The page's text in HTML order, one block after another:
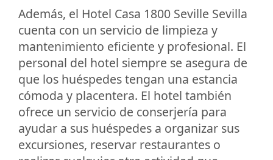
Además, el Hotel Casa 1800 Seville Sevilla
cuenta con un servicio de limpieza y
mantenimiento eficiente y profesional. El
personal del hotel siempre se asegura de
que los huéspedes tengan una estancia
cómoda y placentera. El hotel también
ofrece un servicio de conserjería para
ayudar a sus huéspedes a organizar sus
excursiones, reservar restaurantes o